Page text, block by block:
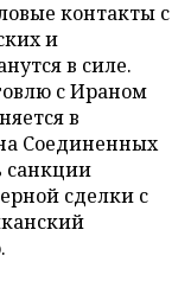
контакты с
и
в силе.
с Ираном
в
Соединенных
санкции
сделки с